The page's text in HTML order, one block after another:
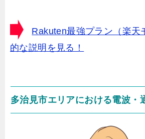
Rakuten最強プラン（楽天
的な説明を見る！
多治見市エリアにおける電波・